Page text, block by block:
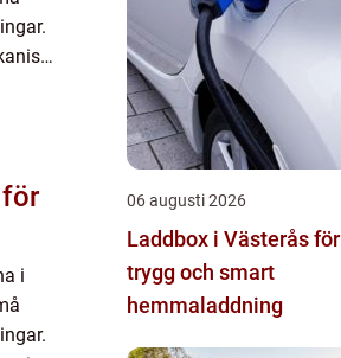
i
06 augusti 2026
Laddbox i Västerås för
trygg och smart
hemmaladdning